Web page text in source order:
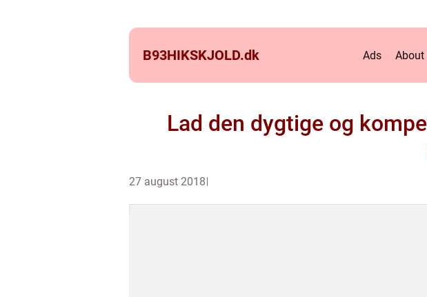
B93HIKSKJOLD.dk Ads About
Lad den dygtige og
27 august 2018